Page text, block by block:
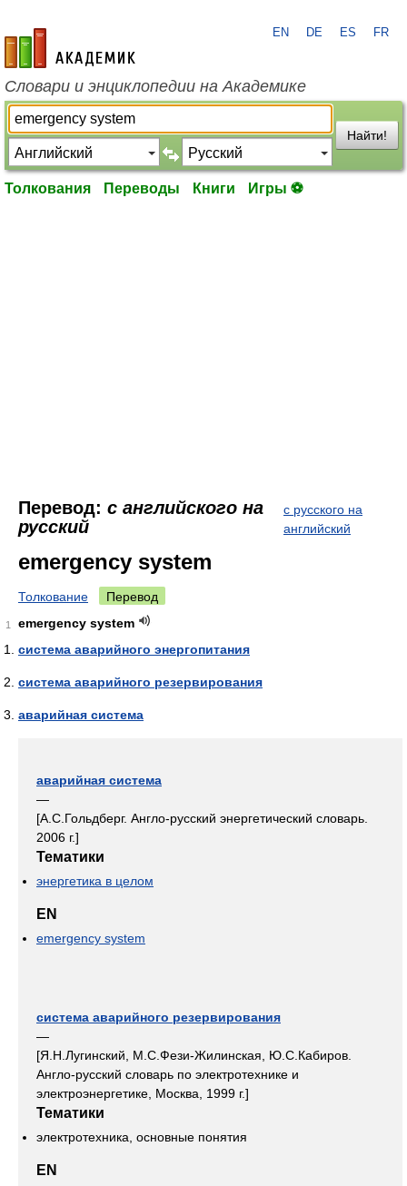
academic.ru
EN DE ES FR
Словари и энциклопедии на Академике
Найти!
Толкования Переводы Книги Игры ⚽
Перевод: с английского на
русский
с русского на
английский
emergency system
Толкование Перевод
1
emergency system
система аварийного энергопитания
система аварийного резервирования
аварийная система
аварийная система
—
[А.С.Гольдберг. Англо-русский энергетический словарь.
2006 г.]
Тематики
энергетика в целом
EN
emergency system
система аварийного резервирования
—
[Я.Н.Лугинский, М.С.Фези-Жилинская, Ю.С.Кабиров.
Англо-русский словарь по электротехнике и
электроэнергетике, Москва, 1999 г.]
Тематики
электротехника, основные понятия
EN